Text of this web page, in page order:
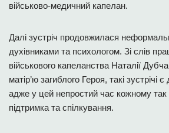
військово-медичний капелан.
Далі зустріч продовжилася
духівниками та психологом. Зі слів
військового капеланства Наталії
матір’ю загиблого Героя, такі
адже у цей непростий час кожному так
підтримка та спілкування.